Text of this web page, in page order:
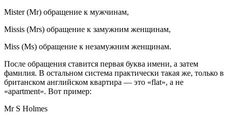
Mister (Mr) обращение к мужчинам,
Missis (Mrs) обращение к замужним женщинам,
Miss (Ms) обращение к незамужним женщинам.
После обращения ставится первая буква имени, а затем
фамилия. В остальном система практически такая же, только в
британском английском квартира — это «flat», а не
«apartment». Вот пример:
Mr S Holmes